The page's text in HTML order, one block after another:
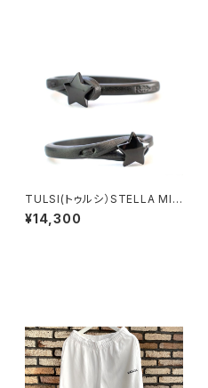
TULSI(トゥルシ）STELLA MIA
LIQUIRIZIA LIMITED EDITIO
N
¥14,300